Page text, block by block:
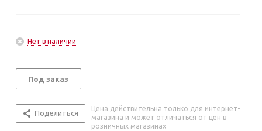
Нет в наличии
Под заказ
Поделиться
Цена действительна только для интернет-
магазина и может отличаться от цен в
розничных магазинах